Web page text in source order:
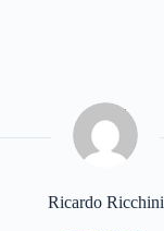
Ricardo Ricchini